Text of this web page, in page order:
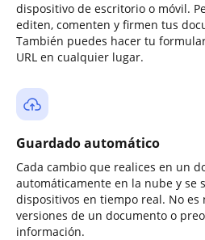
dispositivo de escritorio o móvil.
editen, comenten y firmen tus
También puedes hacer tu
URL en cualquier lugar.
Guardado automático
Cada cambio que realices en un
automáticamente en la nube y se
dispositivos en tiempo real. No es
versiones de un documento o
información.